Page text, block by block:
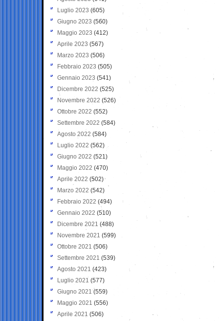
Luglio 2023 (605)
Giugno 2023 (560)
Maggio 2023 (412)
Aprile 2023 (567)
Marzo 2023 (506)
Febbraio 2023 (505)
Gennaio 2023 (541)
Dicembre 2022 (525)
Novembre 2022 (526)
Ottobre 2022 (552)
Settembre 2022 (584)
Agosto 2022 (584)
Luglio 2022 (562)
Giugno 2022 (521)
Maggio 2022 (470)
Aprile 2022 (502)
Marzo 2022 (542)
Febbraio 2022 (494)
Gennaio 2022 (510)
Dicembre 2021 (488)
Novembre 2021 (599)
Ottobre 2021 (506)
Settembre 2021 (539)
Agosto 2021 (423)
Luglio 2021 (577)
Giugno 2021(559)
Maggio 2021 (556)
Aprile 2021 (506)